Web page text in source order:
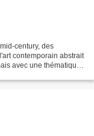
century, des
contemporain abstrait
avec une thématique